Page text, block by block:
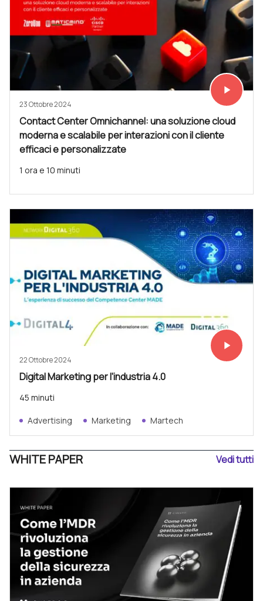
Vedi subito
play_arrow
23 Ottobre 2024
Contact Center Omnichannel: una soluzione cloud
moderna e scalabile per interazioni con il cliente
efficaci e personalizzate
1 ora e 10 minuti
Vedi subito
play_arrow
22 Ottobre 2024
Digital Marketing per l'industria 4.0
45 minuti
Advertising Marketing Martech
WHITE PAPER Vedi tutti